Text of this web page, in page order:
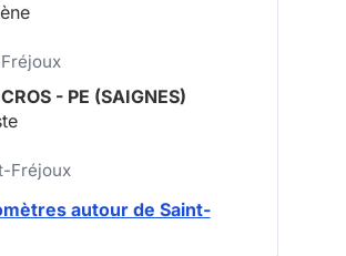
- PE (SAIGNES)
Fréjoux
autour de Saint-